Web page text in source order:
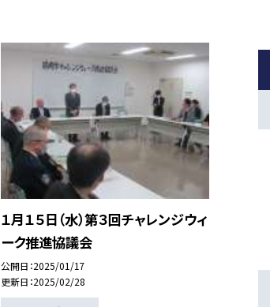
１月１５日（水）第３回チャレンジウィ
ーク推進協議会
公開日 2025/01/17
更新日 2025/02/28